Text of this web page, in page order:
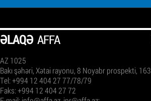
ƏLAQƏ AFFA
AZ 1025
Bakı şəhəri, Xətai rayonu, 8 Noyabr prospekti, 163
Tel: +994 12 404 27 77/78/79
Faks: +994 12 404 27 72